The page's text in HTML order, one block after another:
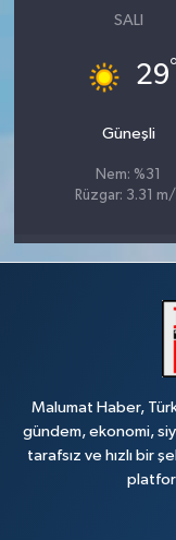
SALI
29°
Güneşli
Nem: %31
Rüzgar: 3.31
Malumat Haber,
gündem, ekonomi,
tarafsız ve hızlı bir